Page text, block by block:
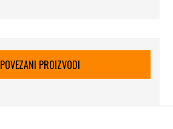
POVEZANI PROIZVODI